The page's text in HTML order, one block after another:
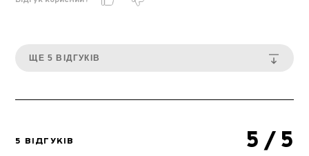
ЩЕ 5 ВІДГУКІВ
5 ВІДГУКІВ 5 / 5